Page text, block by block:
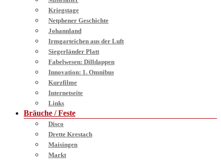
Kriegstage
Netphener Geschichte
Johannland
Irmgarteichen aus der Luft
Siegerländer Platt
Fabelwesen: Dilldappen
Innovation: 1. Omnibus
Kurzfilme
Internetseite
Links
Bräuche / Feste
Disco
Drette Krestach
Maisingen
Markt